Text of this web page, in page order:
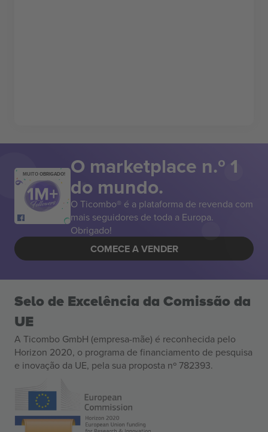
MUITO OBRIGADO! O marketplace n.º 1
do mundo.
O Ticombo® é a plataforma de revenda com
mais seguidores de toda a Europa.
Obrigado!
COMECE A VENDER
Selo de Excelência da Comissão da
UE
A Ticombo GmbH (empresa-mãe) é reconhecida pelo
Horizon 2020, o programa de financiamento de pesquisa
e inovação da UE, pela sua proposta nº 782393.